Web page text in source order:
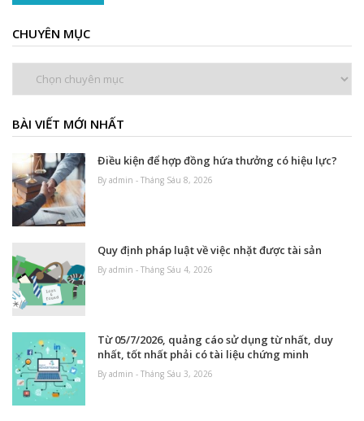
CHUYÊN MỤC
BÀI VIẾT MỚI NHẤT
Điều kiện để hợp đồng hứa thưởng có hiệu lực?
By admin - Tháng Sáu 8, 2026
Quy định pháp luật về việc nhặt được tài sản
By admin - Tháng Sáu 4, 2026
Từ 05/7/2026, quảng cáo sử dụng từ nhất, duy
nhất, tốt nhất phải có tài liệu chứng minh
By admin - Tháng Sáu 3, 2026